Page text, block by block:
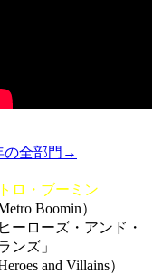
の全部門→
ロ・ブーミン
Boomin）
ヒーローズ・アンド・
ンズ」
and Villains）